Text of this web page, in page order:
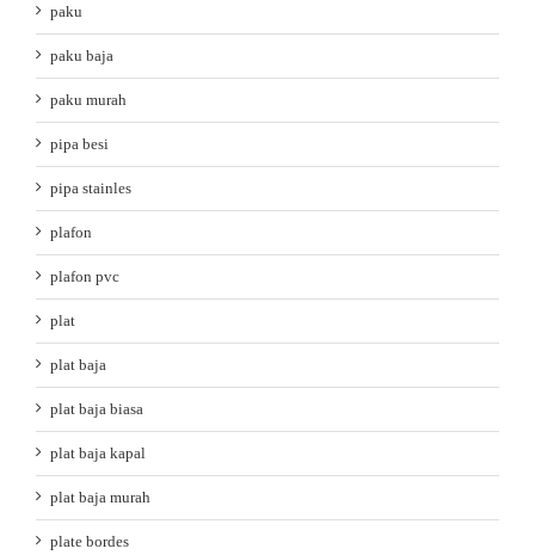
paku
paku baja
paku murah
pipa besi
pipa stainles
plafon
plafon pvc
plat
plat baja
plat baja biasa
plat baja kapal
plat baja murah
plate bordes